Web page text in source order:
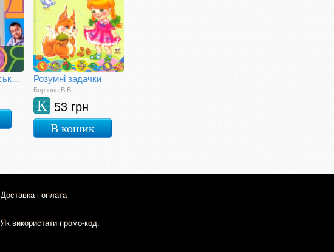
Словник української мови для дітей Розумні задачки
Борзова В.В.
53 грн
К
В кошик
Доставка і оплата
Як використати промо-код.